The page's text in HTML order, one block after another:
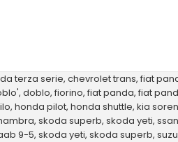
terza serie, chevrolet trans, fiat
, doblo, fiorino, fiat panda, fiat
, honda pilot, honda shuttle, kia
, skoda superb, skoda yeti,
9-5, skoda yeti, skoda superb,